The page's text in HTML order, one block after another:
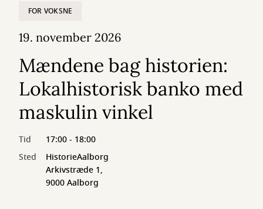
FOR VOKSNE
19. november 2026
Mændene bag historien:
Lokalhistorisk banko med
maskulin vinkel
Tid
17:00 - 18:00
Sted
HistorieAalborg
Arkivstræde 1,
9000 Aalborg